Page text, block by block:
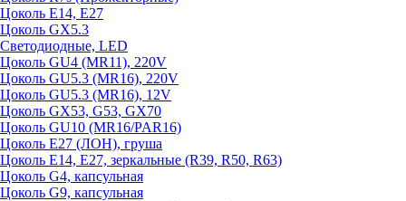
Цоколь E14, E27
Цоколь GX5.3
Светодиодные, LED
Цоколь GU4 (MR11), 220V
Цоколь GU5.3 (MR16), 220V
Цоколь GU5.3 (MR16), 12V
Цоколь GX53, G53, GX70
Цоколь GU10 (MR16/PAR16)
Цоколь Е27 (ЛОН), груша
Цоколь Е14, Е27, зеркальные (R39, R50, R63)
Цоколь G4, капсульная
Цоколь G9, капсульная